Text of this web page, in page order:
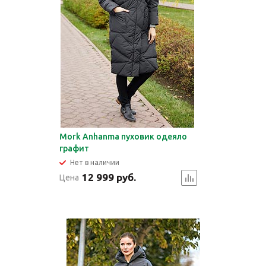
Mork Anhanma пуховик одеяло
графит
Нет в наличии
Цена 12 999 руб.